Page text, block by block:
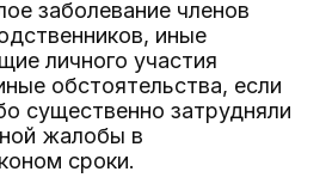
заболевание членов
иные
личного участия
обстоятельства, если
существенно затрудняли
жалобы в
сроки.